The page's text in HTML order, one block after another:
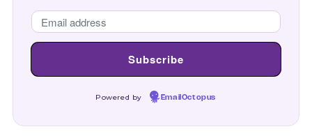
Powered by EmailOctopus